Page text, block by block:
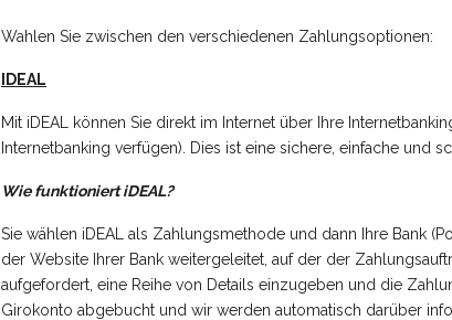
Wahlen Sie zwischen den verschiedenen Zahlungsoptionen:
IDEAL
Mit iDEAL können Sie direkt im Internet über Ihre
Internetbanking verfügen). Dies ist eine sichere, einfache und
Wie funktioniert iDEAL?
Sie wählen iDEAL als Zahlungsmethode und dann Ihre Bank
der Website Ihrer Bank weitergeleitet, auf der der
aufgefordert, eine Reihe von Details einzugeben und die
Girokonto abgebucht und wir werden automatisch darüber